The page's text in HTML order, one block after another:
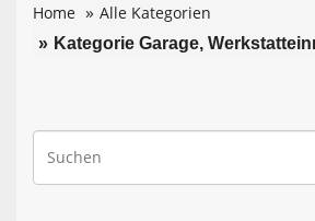
Home Alle Kategorien
Kategorie Garage,